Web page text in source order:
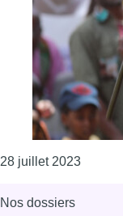
28 juillet 2023
Nos dossiers